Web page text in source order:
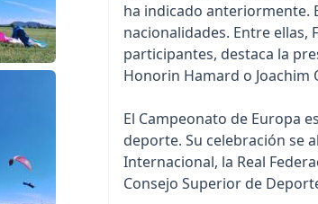
ha indicado anteriormente.
nacionalidades. Entre ellas,
participantes, destaca la
Honorin Hamard o Joachim
El Campeonato de Europa
deporte. Su celebración se
Internacional, la Real
Consejo Superior de